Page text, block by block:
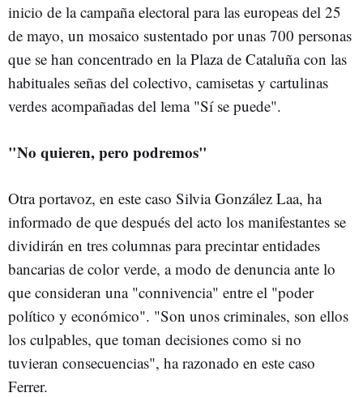
inicio de la campaña electoral para las europeas del 25
de mayo, un mosaico sustentado por unas 700 personas
que se han concentrado en la Plaza de Cataluña con las
habituales señas del colectivo, camisetas y cartulinas
verdes acompañadas del lema "Sí se puede".
"No quieren, pero podremos"
Otra portavoz, en este caso Silvia González Laa, ha
informado de que después del acto los manifestantes se
dividirán en tres columnas para precintar entidades
bancarias de color verde, a modo de denuncia ante lo
que consideran una "connivencia" entre el "poder
político y económico". "Son unos criminales, son ellos
los culpables, que toman decisiones como si no
tuvieran consecuencias", ha razonado en este caso
Ferrer.